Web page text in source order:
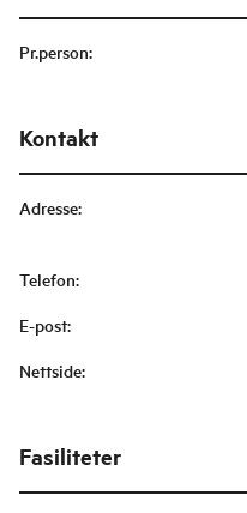
Pr.person:
Kontakt
Adresse:
Telefon:
E-post:
Nettside:
Fasiliteter